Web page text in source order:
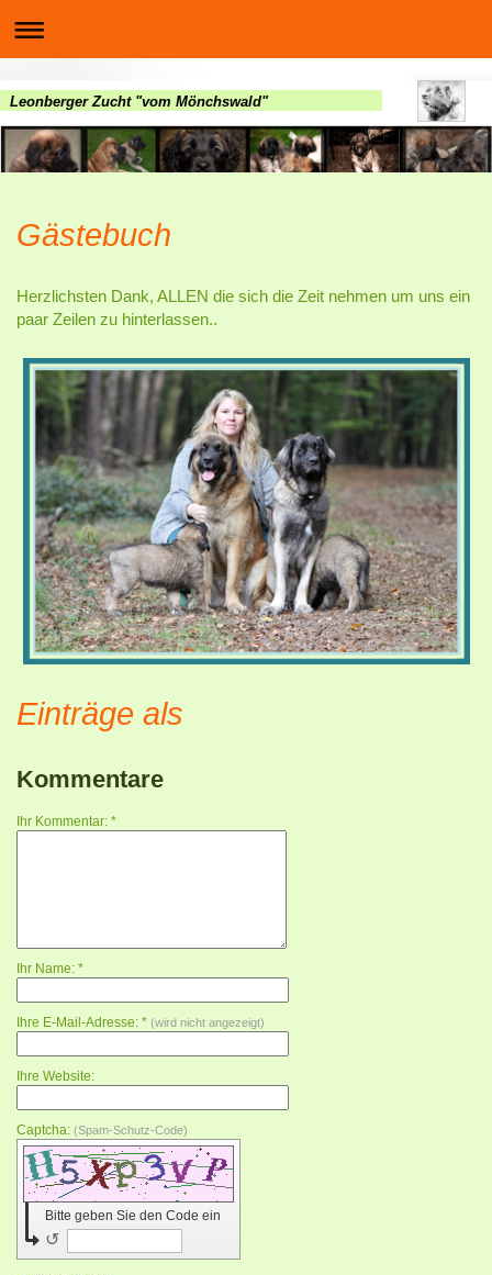
Leonberger Zucht "vom Mönchswald"
Gästebuch
Herzlichsten Dank, ALLEN die sich die Zeit nehmen um uns ein
paar Zeilen zu hinterlassen..
Einträge als
Kommentare
Ihr Kommentar: *
Ihr Name: *
Ihre E-Mail-Adresse: * (wird nicht angezeigt)
Ihre Website:
Captcha: (Spam-Schutz-Code)
Bitte geben Sie den Code ein
↺